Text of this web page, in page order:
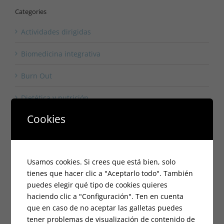
Categories
Actividades dirigidas
Biomedicina integrativa
Burn Out
Dietética y nutrición
Fisioterapia
Medicina tradicional china
Ondas de choque
Osteopatia
Patrocinios
Cookies
Usamos cookies. Si crees que está bien, solo
tienes que hacer clic a "Aceptarlo todo". También
puedes elegir qué tipo de cookies quieres
haciendo clic a "Configuración". Ten en cuenta
que en caso de no aceptar las galletas puedes
tener problemas de visualización de contenido de